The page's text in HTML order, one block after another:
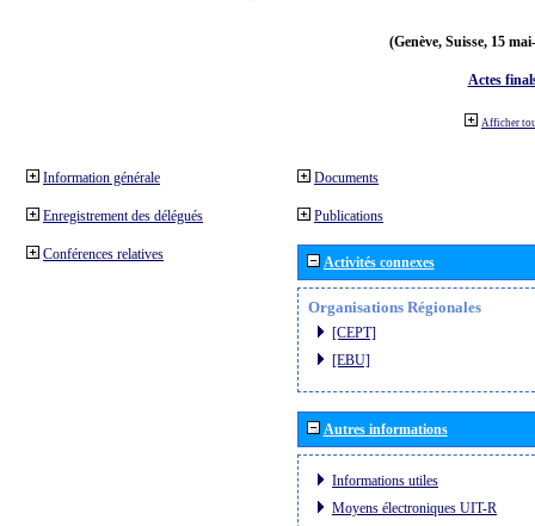
(Genève, Suisse, 15
Actes
Afficher
Information générale
Enregistrement des délégués
Conférences relatives
Documents
Publications
Activités connexes
Organisations Régionales
[CEPT]
[EBU]
Autres informations
Informations utiles
Moyens électroniques UIT-R